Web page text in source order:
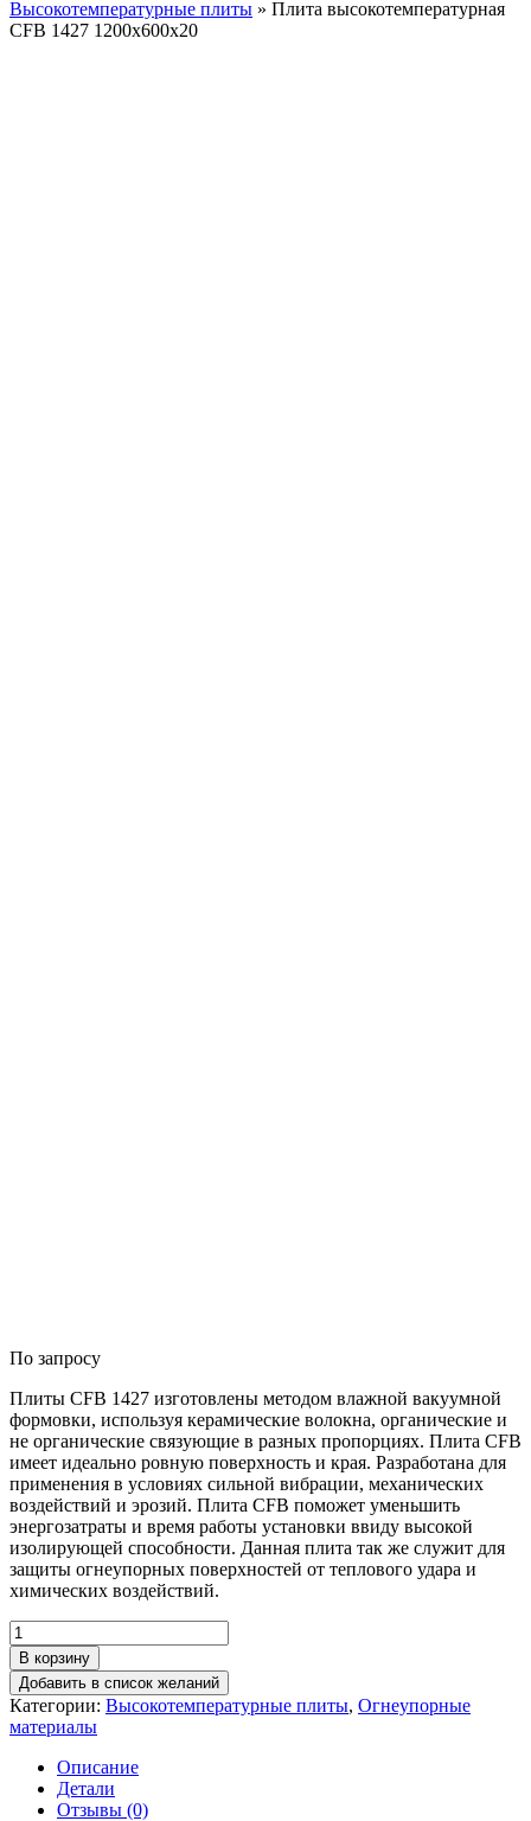
Высокотемпературные плиты » Плита высокотемпературная
CFB 1427 1200x600x20
По запросу
Плиты CFB 1427 изготовлены методом влажной вакуумной
формовки, используя керамические волокна, органические и
не органические связующие в разных пропорциях. Плита CFB
имеет идеально ровную поверхность и края. Разработана для
применения в условиях сильной вибрации, механических
воздействий и эрозий. Плита CFB поможет уменьшить
энергозатраты и время работы установки ввиду высокой
изолирующей способности. Данная плита так же служит для
защиты огнеупорных поверхностей от теплового удара и
химических воздействий.
Количество
товара
Плита
высокотемпературная
CFB
1427
1200x600x20
В корзину
Добавить в список желаний
Категории: Высокотемпературные плиты, Огнеупорные
материалы
Описание
Детали
Отзывы (0)